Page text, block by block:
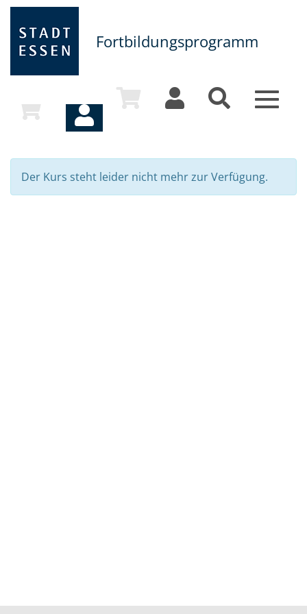
Fortbildungsprogramm
Toggle
Der Kurs steht leider nicht mehr zur Verfügung.